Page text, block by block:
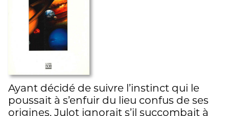
Ayant décidé de suivre l’instinct qui le
poussait à s’enfuir du lieu confus de ses
origines, Julot ignorait s’il succombait à